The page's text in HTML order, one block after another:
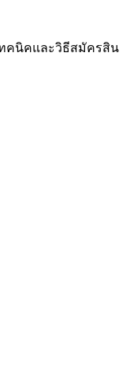
ทคนิคและวิธีสมัครสิน